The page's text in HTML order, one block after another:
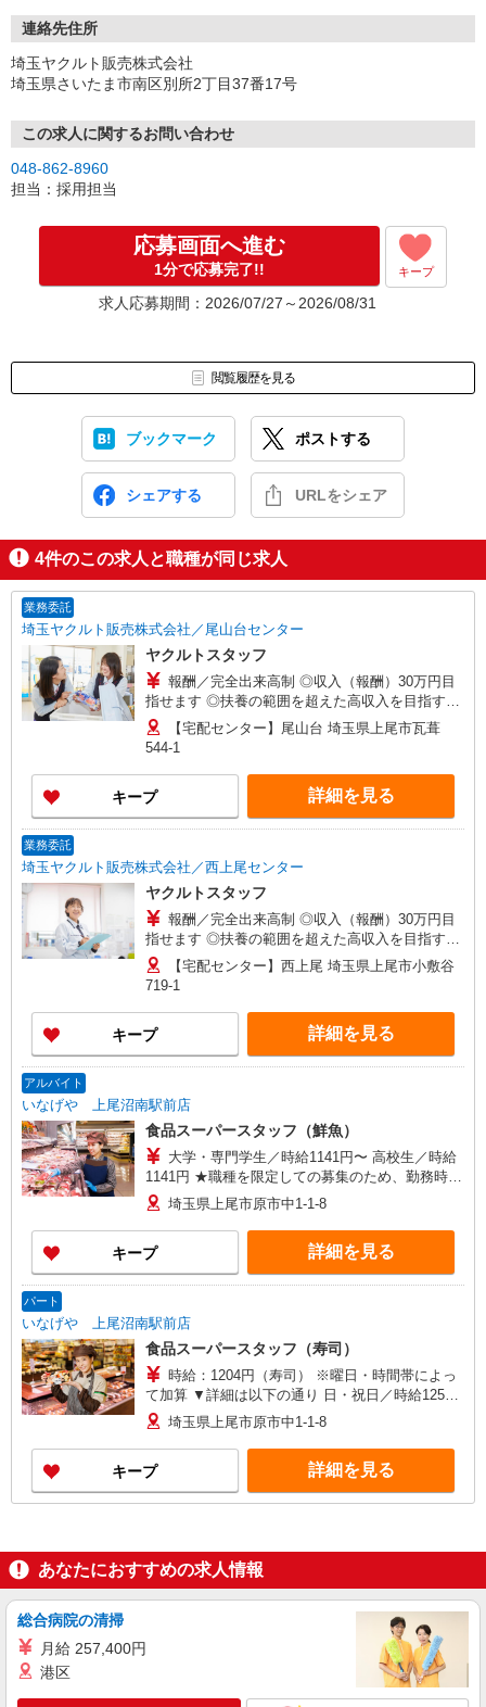
連絡先住所
埼玉ヤクルト販売株式会社
埼玉県さいたま市南区別所2丁目37番17号
この求人に関するお問い合わせ
048-862-8960
担当：採用担当
応募画面へ進む
1分で応募完了!! キープ
求人応募期間：2026/07/27～2026/08/31
閲覧履歴を見る
ブックマーク ポストする
シェアする URLをシェア
4件のこの求人と職種が同じ求人
業務委託
埼玉ヤクルト販売株式会社／尾山台センター
ヤクルトスタッフ
報酬／完全出来高制 ◎収入（報酬）30万円目
指せます ◎扶養の範囲を超えた高収入を目指す
方、転職希望の方、育休復帰をお悩みの方 初めて
の方・少しでも不安のある方、お気軽にお問い合
収入補償期間／2ヶ月間 ※収入（報酬）補償1日：
5,705円 ◆商品買取りなし！働いた分はしっかり
稼げます◎ ※研修期間／本社研修4日間 収入保障
【宅配センター】尾山台 埼玉県上尾市瓦葺
544-1
キープ 詳細を見る
業務委託
埼玉ヤクルト販売株式会社／西上尾センター
ヤクルトスタッフ
報酬／完全出来高制 ◎収入（報酬）30万円目
指せます ◎扶養の範囲を超えた高収入を目指す
方、転職希望の方、育休復帰をお悩みの方 初めて
の方・少しでも不安のある方、お気軽にお問い合
収入補償期間／2ヶ月間 ※収入（報酬）補償1日：
5,705円 ◆商品買取りなし！働いた分はしっかり
稼げます◎ ※研修期間／本社研修4日間 収入保障
【宅配センター】西上尾 埼玉県上尾市小敷谷
719-1
キープ 詳細を見る
アルバイト
いなげや 上尾沼南駅前店
食品スーパースタッフ（鮮魚）
大学・専門学生／時給1141円〜 高校生／時給
1141円 ★職種を限定しての募集のため、勤務時
間・曜日の項目をご確認ください。
埼玉県上尾市原市中1-1-8
キープ 詳細を見る
パート
いなげや 上尾沼南駅前店
食品スーパースタッフ（寿司）
時給：1204円（寿司） ※曜日・時間帯によっ
て加算 ▼詳細は以下の通り 日・祝日／時給125円
増 ★学生以外の長期希望の方はパート対象です。
★職種を限定しての募集のため、勤務時間・曜日
の項目をご確認ください。
埼玉県上尾市原市中1-1-8
キープ 詳細を見る
あなたにおすすめの求人情報
総合病院の清掃
月給 257,400円
港区